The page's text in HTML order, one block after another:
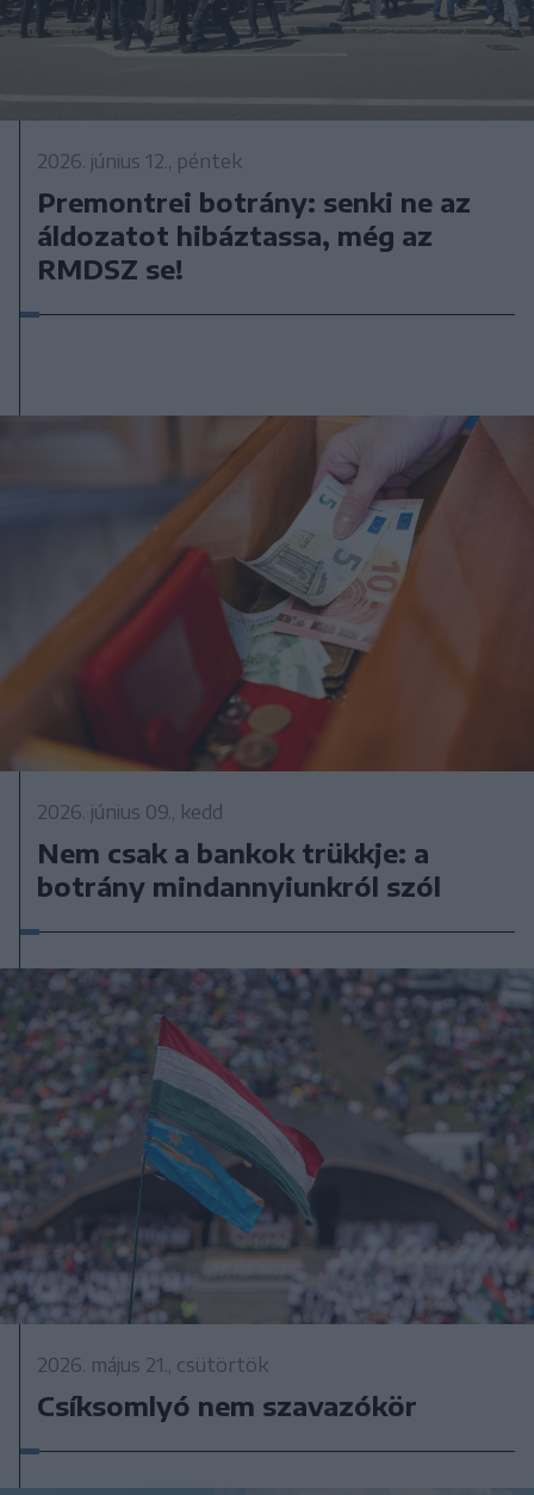
2026. június 12., péntek
Premontrei botrány: senki ne az
áldozatot hibáztassa, még az
RMDSZ se!
2026. június 09., kedd
Nem csak a bankok trükkje: a
botrány mindannyiunkról szól
2026. május 21., csütörtök
Csíksomlyó nem szavazókör